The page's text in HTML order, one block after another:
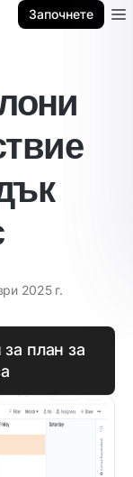
Започнете
2025 г.
план за